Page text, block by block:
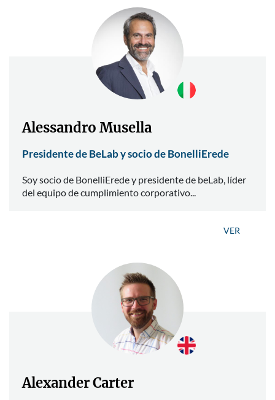
Alessandro Musella
Presidente de BeLab y socio de BonelliErede
Soy socio de BonelliErede y presidente de beLab, líder
del equipo de cumplimiento corporativo...
VER
Alexander Carter